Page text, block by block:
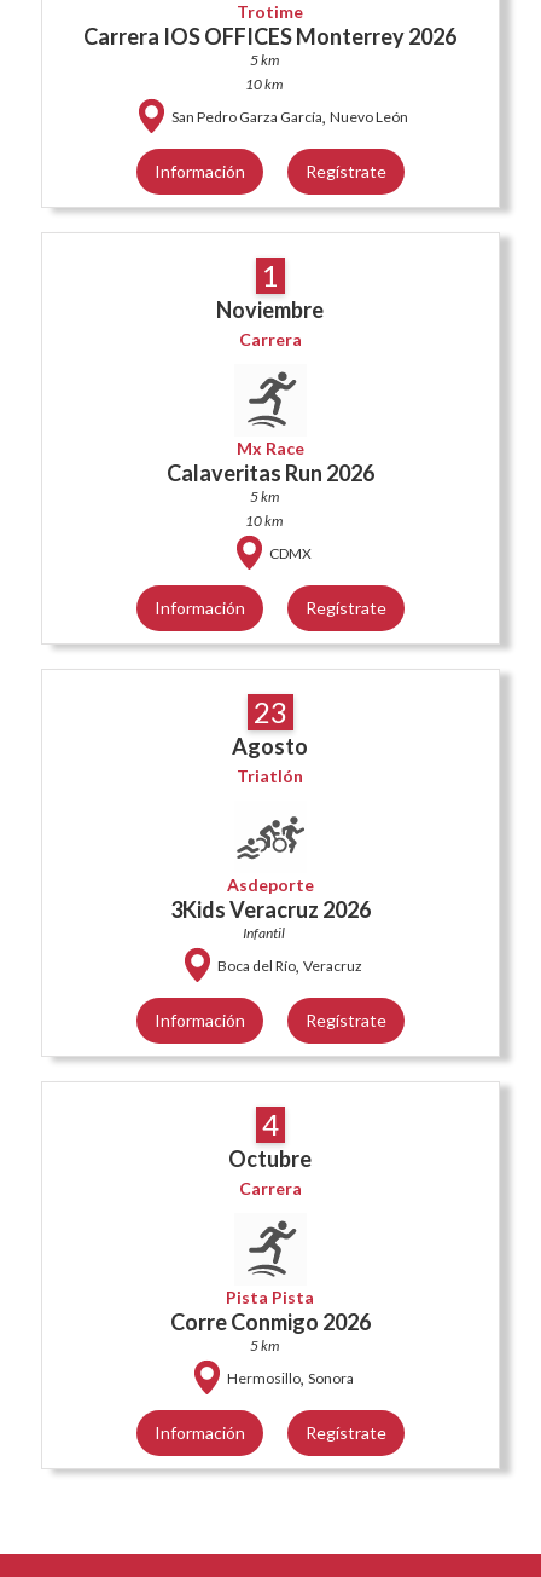
Trotime
Carrera IOS OFFICES Monterrey 2026
5 km
10 km
San Pedro Garza García, Nuevo León
Información Regístrate
1
Noviembre
Carrera
Mx Race
Calaveritas Run 2026
5 km
10 km
CDMX
Información Regístrate
23
Agosto
Triatlón
Asdeporte
3Kids Veracruz 2026
Infantil
Boca del Río, Veracruz
Información Regístrate
4
Octubre
Carrera
Pista Pista
Corre Conmigo 2026
5 km
Hermosillo, Sonora
Información Regístrate